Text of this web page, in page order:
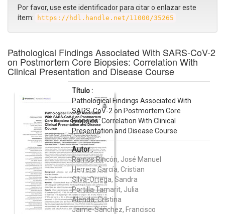
Por favor, use este identificador para citar o enlazar este
ítem:
https://hdl.handle.net/11000/35265
Pathological Findings Associated With SARS-CoV-2
on Postmortem Core Biopsies: Correlation With
Clinical Presentation and Disease Course
Título :
Pathological Findings Associated With
SARS-CoV-2 on Postmortem Core
Biopsies: Correlation With Clinical
Presentation and Disease Course
Autor :
Ramos Rincón, José Manuel
Herrera García, Cristian
Silva-Ortega, Sandra
Portilla Tamarit, Julia
Alenda, Cristina
Jaime-Sánchez, Francisco